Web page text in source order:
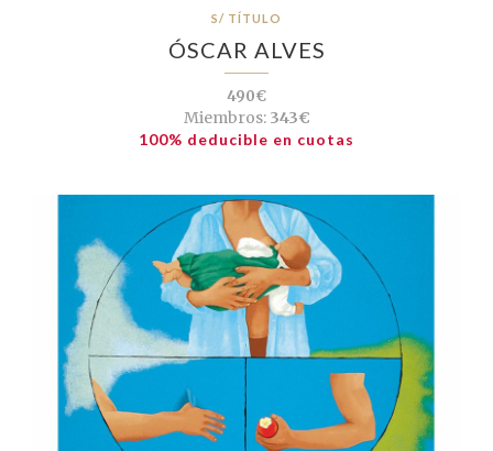
S/ TÍTULO
ÓSCAR ALVES
490€
Miembros:343€
100% deducible en cuotas